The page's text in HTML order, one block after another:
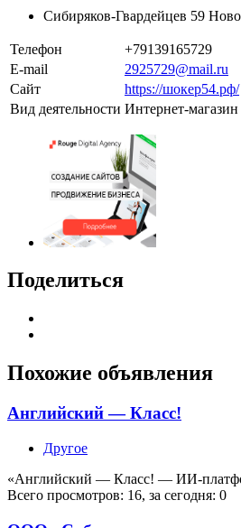
Сибиряков-Гвардейцев 59
Телефон
+79139165729
E-mail
2925729@mail.ru
Сайт
https://шокер54.рф/
Вид деятельности Интернет-магазин
Поделиться
Похожие объявления
Английский — Класс!
Другое
«Английский — Класс! — ИИ-
Всего просмотров: 16, за сегодня: 0